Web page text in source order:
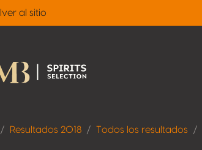
al sitio
Resultados 2018 Todos los resultados